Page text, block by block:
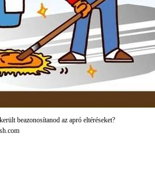
beazonosítanod az apró eltéréseket?